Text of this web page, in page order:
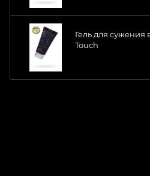
Гель для
Touch